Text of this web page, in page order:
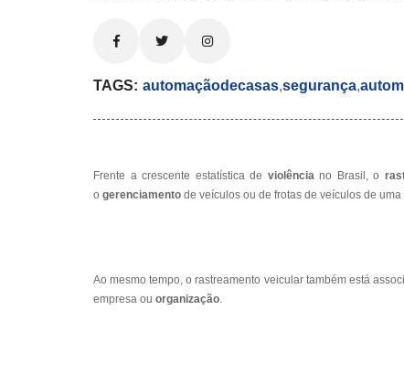
TAGS: automaçãodecasas,segurança,
Frente a crescente estatística de violênciano Brasil, o
o gerenciamento de veículos ou de frotas de veículos de uma
Ao mesmo tempo, o rastreamento veicular também está
empresa ou organização.